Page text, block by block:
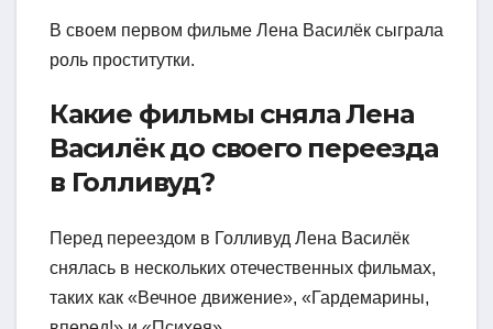
В своем первом фильме Лена Василёк сыграла
роль проститутки.
Какие фильмы сняла Лена
Василёк до своего переезда
в Голливуд?
Перед переездом в Голливуд Лена Василёк
снялась в нескольких отечественных фильмах,
таких как «Вечное движение», «Гардемарины,